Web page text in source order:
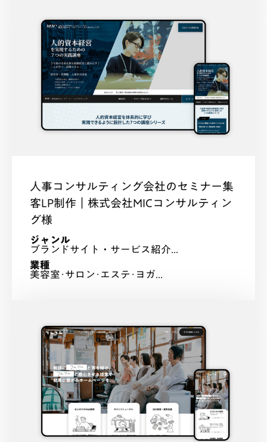
人事コンサルティング会社のセミナー集
客LP制作｜株式会社MICコンサルティン
グ様
ジャンル
ブランドサイト・サービス紹介...
業種
美容室･サロン･エステ･ヨガ...